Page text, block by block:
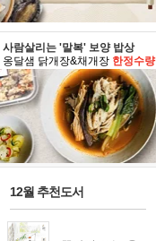
사람살리는 '말복' 보양 밥상
옹달샘 닭개장&채개장 한정수량
12월 추천도서